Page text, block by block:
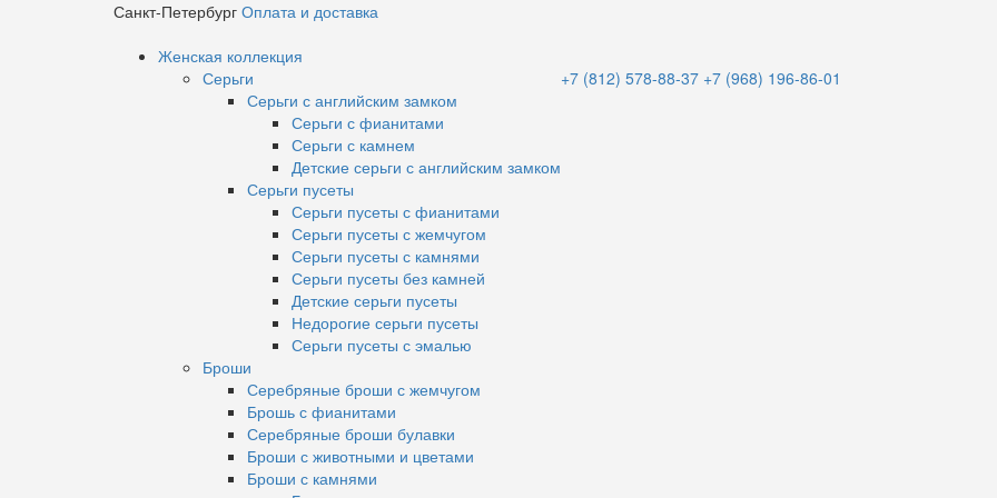
Санкт-Петербург Оплата и доставка
Женская коллекция
Серьги
Серьги с английским замком
Серьги с фианитами
Серьги с камнем
Детские серьги с английским замком
Серьги пусеты
Серьги пусеты с фианитами
Серьги пусеты с жемчугом
Серьги пусеты с камнями
Серьги пусеты без камней
Детские серьги пусеты
Недорогие серьги пусеты
Серьги пусеты с эмалью
Броши
Серебряные броши с жемчугом
Брошь с фианитами
Серебряные броши булавки
Броши с животными и цветами
Броши с камнями
+7 (812) 578-88-37 +7 (968) 196-86-01